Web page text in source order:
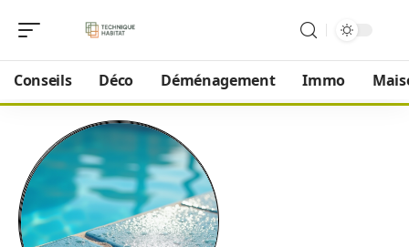
Conseils Déco Déménagement Immo